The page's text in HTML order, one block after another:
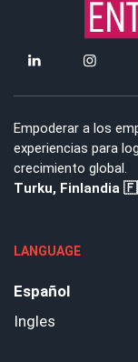
Empoderar a los
experiencias para
crecimiento global.
Turku, Finlandia
LANGUAGE
Español
Ingles